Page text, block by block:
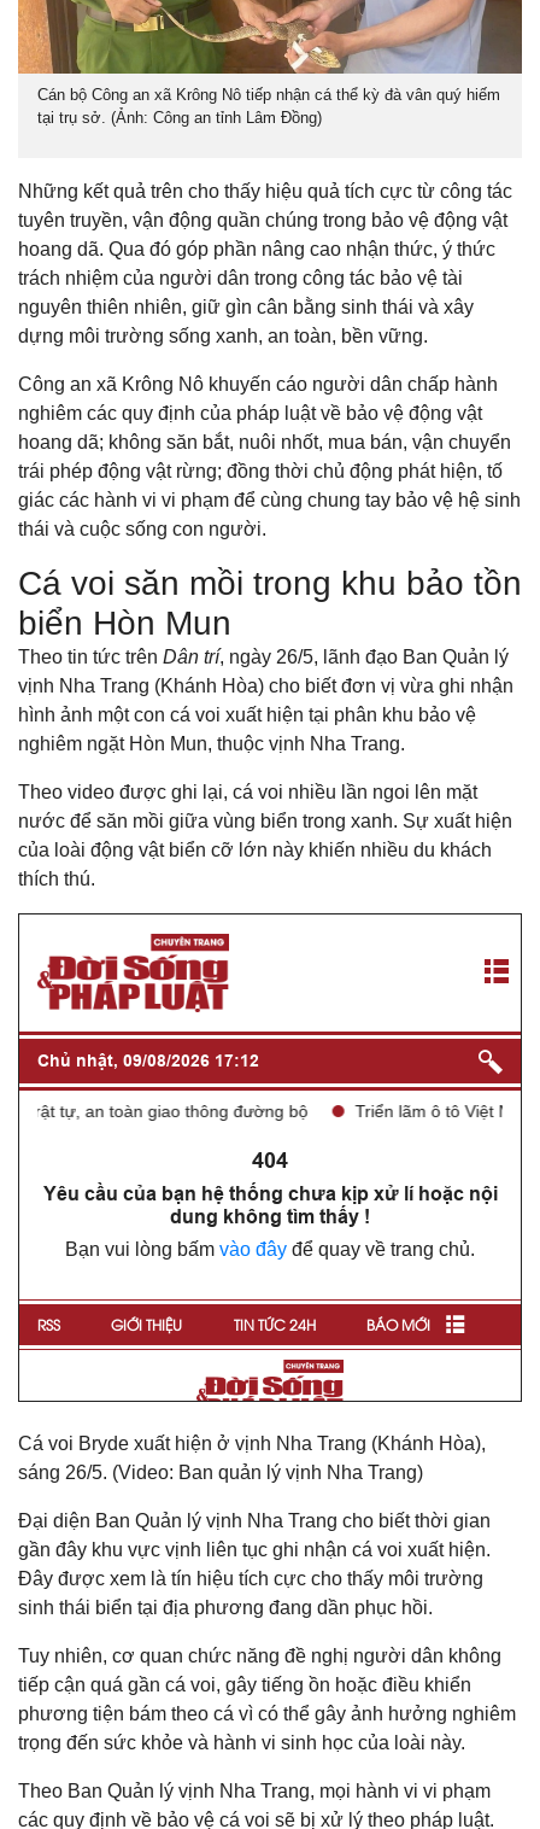
Cán bộ Công an xã Krông Nô tiếp nhận cá thể kỳ đà vân quý hiếm
tại trụ sở. (Ảnh: Công an tỉnh Lâm Đồng)
Những kết quả trên cho thấy hiệu quả tích cực từ công tác
tuyên truyền, vận động quần chúng trong bảo vệ động vật
hoang dã. Qua đó góp phần nâng cao nhận thức, ý thức
trách nhiệm của người dân trong công tác bảo vệ tài
nguyên thiên nhiên, giữ gìn cân bằng sinh thái và xây
dựng môi trường sống xanh, an toàn, bền vững.
Công an xã Krông Nô khuyến cáo người dân chấp hành
nghiêm các quy định của pháp luật về bảo vệ động vật
hoang dã; không săn bắt, nuôi nhốt, mua bán, vận chuyển
trái phép động vật rừng; đồng thời chủ động phát hiện, tố
giác các hành vi vi phạm để cùng chung tay bảo vệ hệ sinh
thái và cuộc sống con người.
Cá voi săn mồi trong khu bảo tồn
biển Hòn Mun
Theo tin tức trên Dân trí, ngày 26/5, lãnh đạo Ban Quản lý
vịnh Nha Trang (Khánh Hòa) cho biết đơn vị vừa ghi nhận
hình ảnh một con cá voi xuất hiện tại phân khu bảo vệ
nghiêm ngặt Hòn Mun, thuộc vịnh Nha Trang.
Theo video được ghi lại, cá voi nhiều lần ngoi lên mặt
nước để săn mồi giữa vùng biển trong xanh. Sự xuất hiện
của loài động vật biển cỡ lớn này khiến nhiều du khách
thích thú.
Cá voi Bryde xuất hiện ở vịnh Nha Trang (Khánh Hòa),
sáng 26/5. (Video: Ban quản lý vịnh Nha Trang)
Đại diện Ban Quản lý vịnh Nha Trang cho biết thời gian
gần đây khu vực vịnh liên tục ghi nhận cá voi xuất hiện.
Đây được xem là tín hiệu tích cực cho thấy môi trường
sinh thái biển tại địa phương đang dần phục hồi.
Tuy nhiên, cơ quan chức năng đề nghị người dân không
tiếp cận quá gần cá voi, gây tiếng ồn hoặc điều khiển
phương tiện bám theo cá vì có thể gây ảnh hưởng nghiêm
trọng đến sức khỏe và hành vi sinh học của loài này.
Theo Ban Quản lý vịnh Nha Trang, mọi hành vi vi phạm
các quy định về bảo vệ cá voi sẽ bị xử lý theo pháp luật.